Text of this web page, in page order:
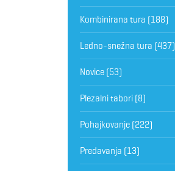
Kombinirana tura (188)
Ledno-snežna tura (437)
Novice(53)
Plezalni tabori(8)
Pohajkovanje(222)
Predavanja (13)